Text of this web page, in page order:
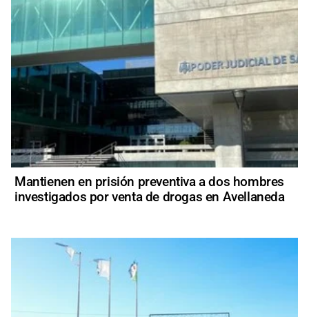
Mantienen en prisión preventiva a dos hombres
investigados por venta de drogas en Avellaneda